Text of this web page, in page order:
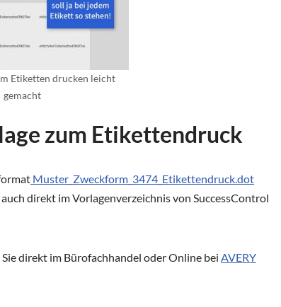
Etiketten drucken leicht
gemacht
zum Etikettendruck
Muster_Zweckform_3474_Etikettendruck.dot
auch direkt im Vorlagenverzeichnis von SuccessControl
direkt im Bürofachhandel oder Online bei AVERY